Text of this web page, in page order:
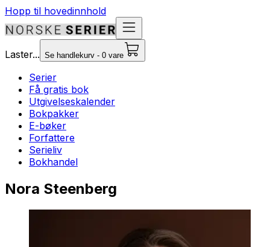
Hopp til hovedinnhold
Laster... Se handlekurv - 0 vare
Serier
Få gratis bok
Utgivelseskalender
Bokpakker
E-bøker
Forfattere
Serieliv
Bokhandel
Nora Steenberg